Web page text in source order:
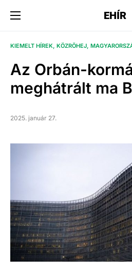
EHÍR
KIEMELT HÍREK KÖZRÖHEJ
Az Orbán-
meghátrált ma
2025. január 27.